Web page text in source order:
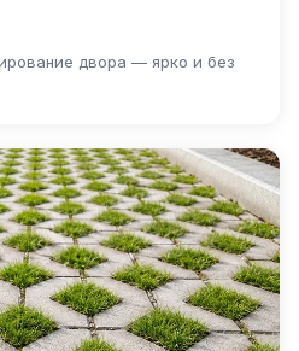
двора — ярко и без